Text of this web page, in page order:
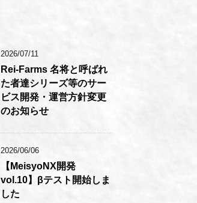
2026/07/11
Rei-Farms 名将と呼ばれ
た者達シリーズ等のサー
ビス開発・運営方針変更
のお知らせ
2026/06/06
【MeisyoNX開発
vol.10】βテスト開始しま
した